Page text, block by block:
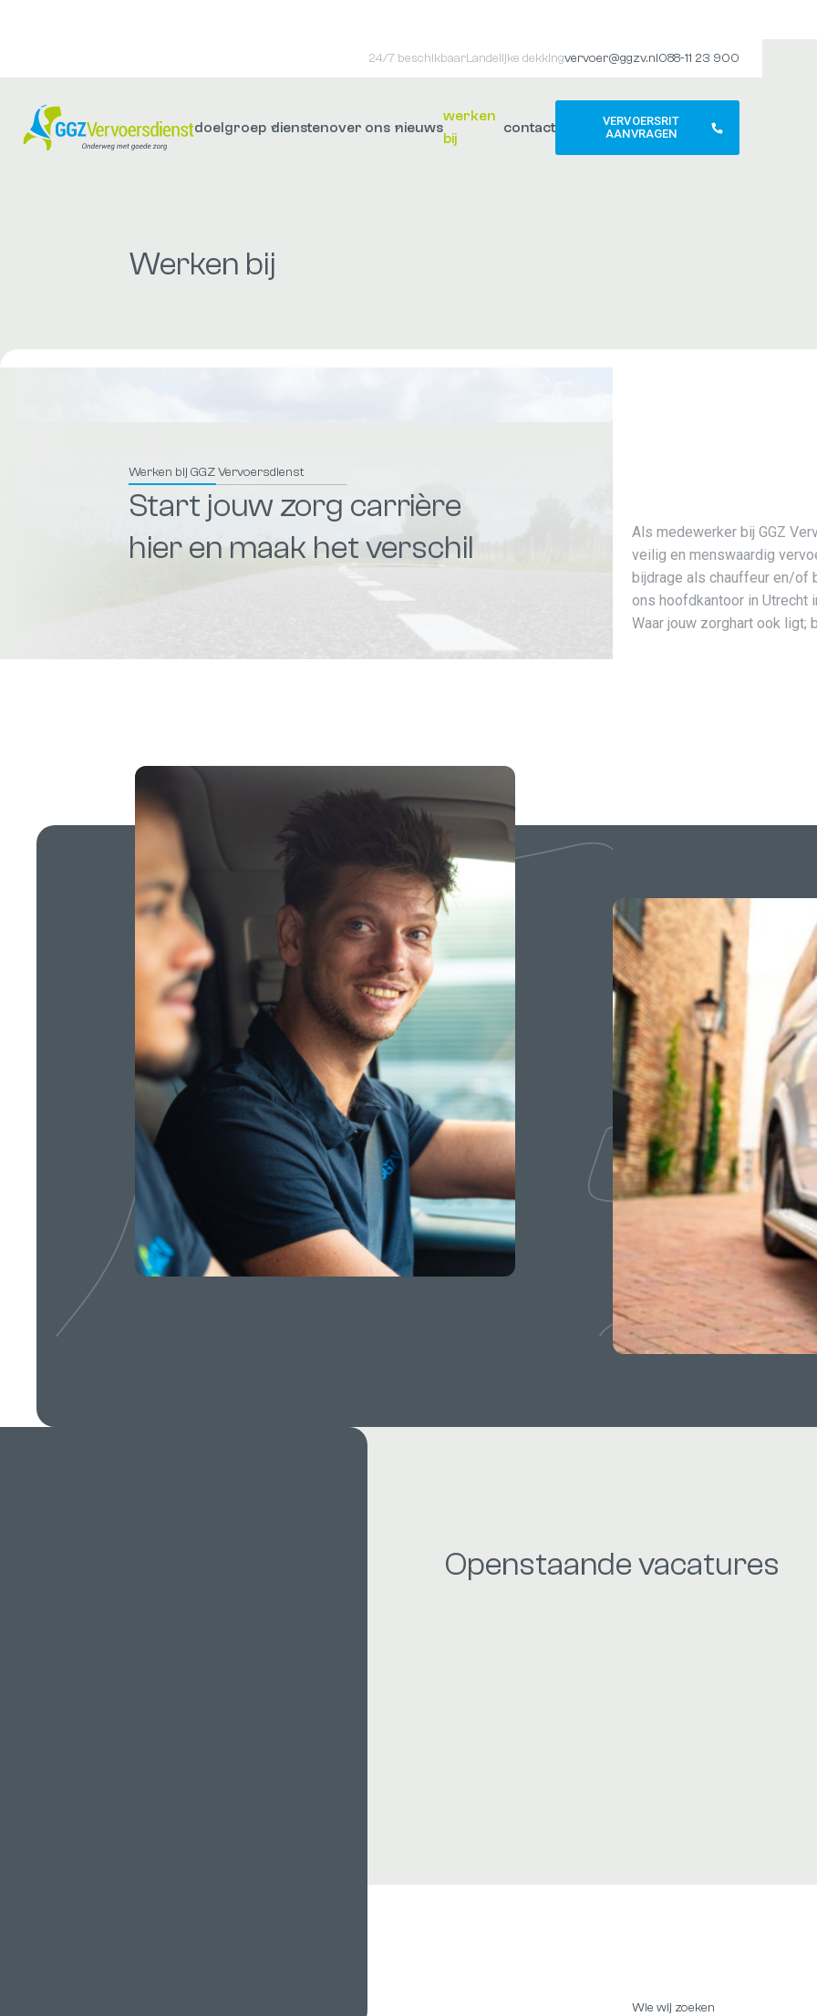
24/7 beschikbaarLandelijke dekkingvervoer@ggzv.nl088-11 23 900
doelgroep dienstenover ons nieuws
werken
bij
contact
VERVOERSRIT
AANVRAGEN
Werken bij
Werken bij GGZ Vervoersdienst
Start jouw zorg carrière
hier en maak het verschil
Als medewerker bij GGZ
veilig en menswaardig
bijdrage als chauffeur en/of
ons hoofdkantoor in Utrecht
Waar jouw zorghart ook ligt;
Openstaande vacatures
Wie wij zoeken